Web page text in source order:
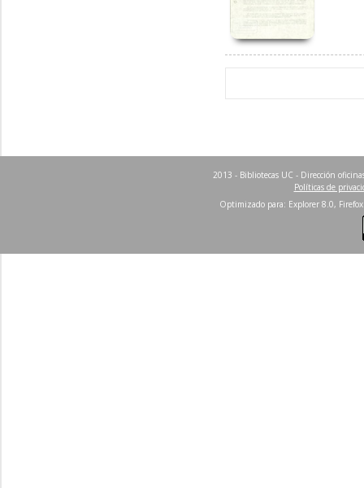
2013 - Bibliotecas UC - Dirección
Políticas de
Optimizado para: Explorer 8.0,